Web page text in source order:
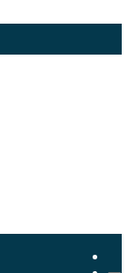
（ネクストリン